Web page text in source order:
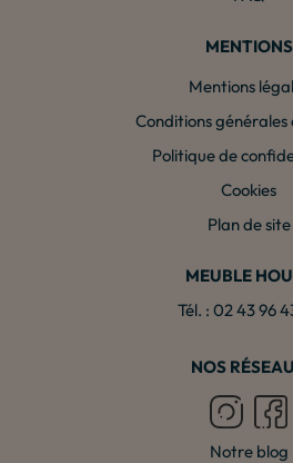
MENTIONS
Mentions
Conditions générales
Politique de
Cookies
Plan de site
MEUBLE
Tél. : 02 43 96
NOS
Notre blog